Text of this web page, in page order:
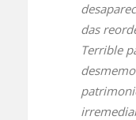
das
Terrible